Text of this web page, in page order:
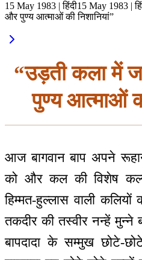
15 May 1983 | हिंदी15 May 1983 |
और पुण्य आत्माओं की निशानियां”
“उड़ती कला में
पुण्य आत्माओं
आज बागवान बाप अपने
को और कल की विशेष
हिम्मत-हुल्लास वाली
तकदीर की तस्वीर नन्हें
बापदादा के सम्मुख छोटे-